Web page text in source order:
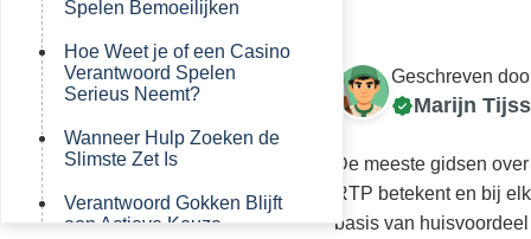
Geschreven
Marijn
De meeste gidsen
RTP betekent en bij
basis van
Spelen Bemoeilijken
Hoe Weet je of een Casino
Verantwoord Spelen
Serieus Neemt?
Wanneer Hulp Zoeken de
Slimste Zet Is
Verantwoord Gokken Blijft
een Actieve Keuze